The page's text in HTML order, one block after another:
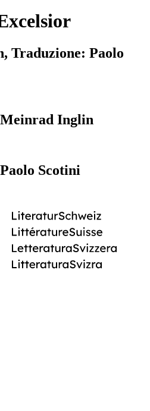
Traduzione: Paolo
Inglin
Scotini